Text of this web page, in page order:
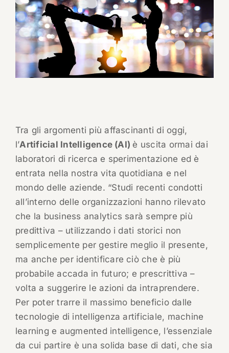
Tra gli argomenti più affascinanti di oggi,
l’Artificial Intelligence (AI) è uscita ormai dai
laboratori di ricerca e sperimentazione ed è
entrata nella nostra vita quotidiana e nel
mondo delle aziende. “Studi recenti condotti
all’interno delle organizzazioni hanno rilevato
che la business analytics sarà sempre più
predittiva – utilizzando i dati storici non
semplicemente per gestire meglio il presente,
ma anche per identificare ciò che è più
probabile accada in futuro; e prescrittiva –
volta a suggerire le azioni da intraprendere.
Per poter trarre il massimo beneficio dalle
tecnologie di intelligenza artificiale, machine
learning e augmented intelligence, l’essenziale
da cui partire è una solida base di dati, che sia